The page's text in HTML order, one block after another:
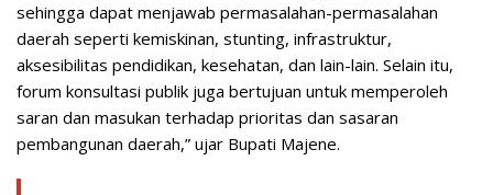
sehingga dapat menjawab permasalahan-permasalahan
daerah seperti kemiskinan, stunting, infrastruktur,
aksesibilitas pendidikan, kesehatan, dan lain-lain. Selain itu,
forum konsultasi publik juga bertujuan untuk memperoleh
saran dan masukan terhadap prioritas dan sasaran
pembangunan daerah,” ujar Bupati Majene.